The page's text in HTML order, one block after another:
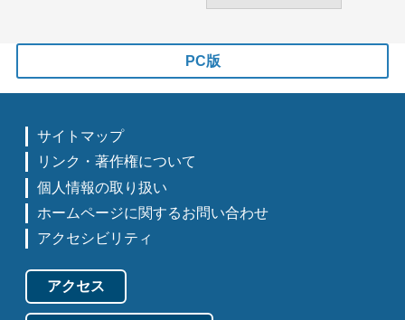
PC版
サイトマップ
リンク・著作権について
個人情報の取り扱い
ホームページに関するお問い合わせ
アクセシビリティ
アクセス